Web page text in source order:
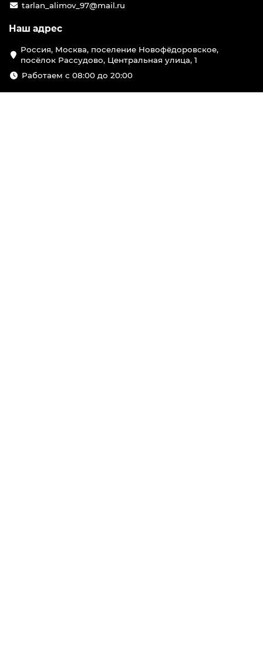
tarlan_alimov_97@mail.ru
Наш адрес
Россия, Москва, поселение Новофёдоровское,
посёлок Рассудово, Центральная улица, 1
Работаем с 08:00 до 20:00